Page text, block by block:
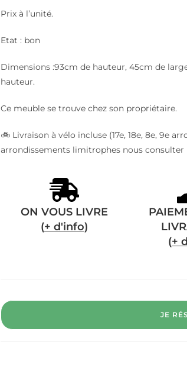
Prix à l’unité.
Etat : bon
Dimensions :93cm de hauteur, 45cm de
hauteur.
Ce meuble se trouve chez son propriétaire.
🚲 Livraison à vélo incluse (17e, 18e, 8e, 9e
arrondissements limitrophes nous consulter
ON VOUS LIVRE
(+ d'info)
(+
JE